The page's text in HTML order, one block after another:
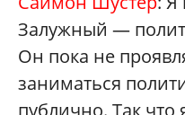
Залужный —
Он пока не
заниматься